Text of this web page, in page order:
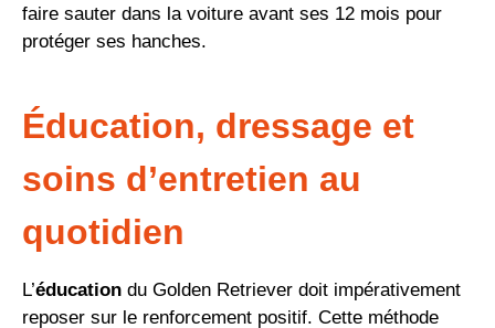
faire sauter dans la voiture avant ses 12 mois pour
protéger ses hanches.
Éducation, dressage et
soins d’entretien au
quotidien
L’éducation du Golden Retriever doit impérativement
reposer sur le renforcement positif. Cette méthode